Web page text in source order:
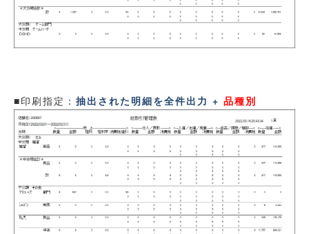
■印刷指定： 抽出された明細を全件出力 + 品種別